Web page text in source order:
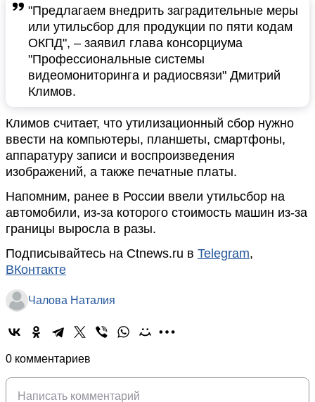
"Предлагаем внедрить заградительные меры
или утильсбор для продукции по пяти кодам
ОКПД", – заявил глава консорциума
"Профессиональные системы
видеомониторинга и радиосвязи" Дмитрий
Климов.
Климов считает, что утилизационный сбор нужно
ввести на компьютеры, планшеты, смартфоны,
аппаратуру записи и воспроизведения
изображений, а также печатные платы.
Напомним, ранее в России ввели утильсбор на
автомобили, из-за которого стоимость машин из-за
границы выросла в разы.
Подписывайтесь на Ctnews.ru в Telegram,
ВКонтакте
Чалова Наталия
0 комментариев